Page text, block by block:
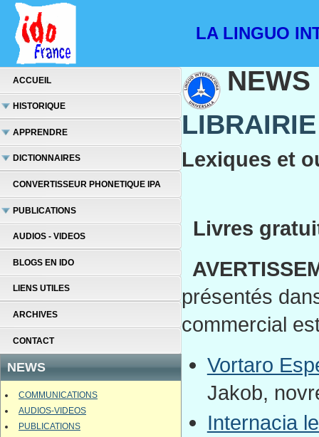
LA LINGUO
ACCUEIL
HISTORIQUE
APPRENDRE
DICTIONNAIRES
CONVERTISSEUR PHONETIQUE IPA
PUBLICATIONS
AUDIOS - VIDEOS
BLOGS EN IDO
LIENS UTILES
ARCHIVES
CONTACT
NEWS
COMMUNICATIONS
AUDIOS-VIDEOS
PUBLICATIONS
NEWS
Lexiques et
Livres
présentés
commercial
Vortaro
Jakob,
Internacia